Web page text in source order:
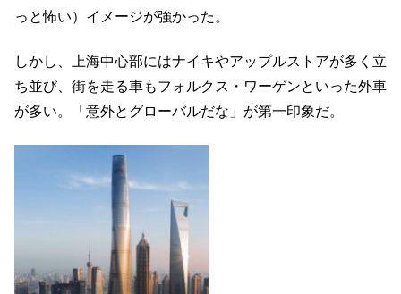
っと怖い）イメージが強かった。
しかし、上海中心部にはナイキやアップルストアが多く立
ち並び、街を走る車もフォルクス・ワーゲンといった外車
が多い。「意外とグローバルだな」が第一印象だ。